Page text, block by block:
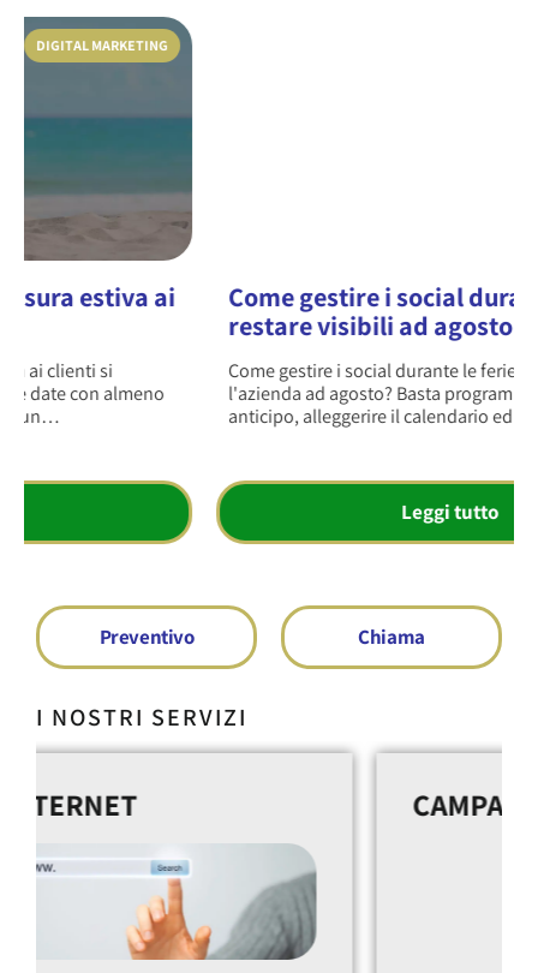
Come gestire i social durante le ferie e
restare visibili ad agosto
Come gestire i social durante le ferie senza far sparire
l'azienda ad agosto? Basta programmare i contenuti in
anticipo, alleggerire il calendario editoriale…
Leggi tutto
Preventivo Chiama
I NOSTRI SERVIZI
CAMPAGNE DIGITALI